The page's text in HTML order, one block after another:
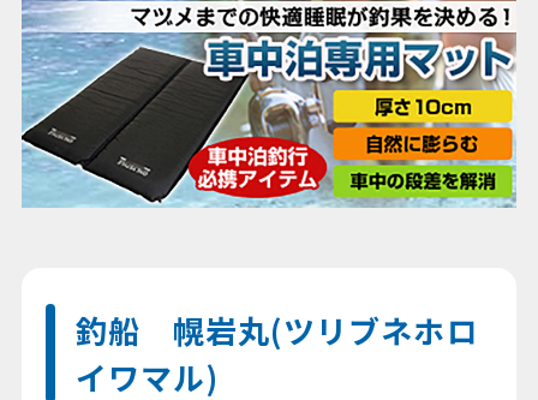
釣船 幌岩丸(ツリブネホロ
イワマル)